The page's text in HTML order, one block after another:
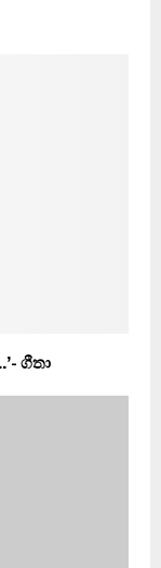
ගීතා